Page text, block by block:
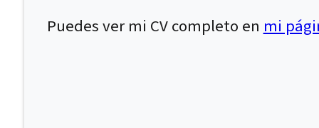
Puedes ver mi CV completo en mi